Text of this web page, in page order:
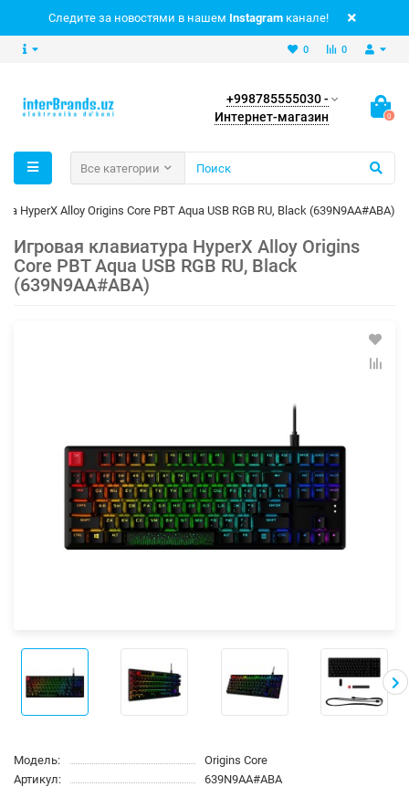
Следите за новостями в нашем Instagram канале!
0
0
+998785555030 -
Интернет-магазин
0
Все категории
HyperX Alloy Origins Core PBT Aqua USB RGB RU, Black (639N9AA#ABA)
Игровая клавиатура HyperX Alloy Origins
Core PBT Aqua USB RGB RU, Black
(639N9AA#ABA)
Модель:
Origins Core
Артикул:
639N9AA#ABA